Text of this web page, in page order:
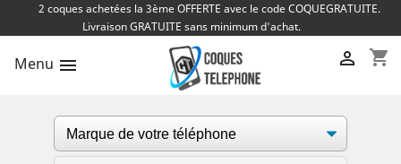
2 coques achetées la 3ème OFFERTE avec le code COQUEGRATUITE.
Livraison GRATUITE sans minimum d'achat.
Menu  shopping_cart
